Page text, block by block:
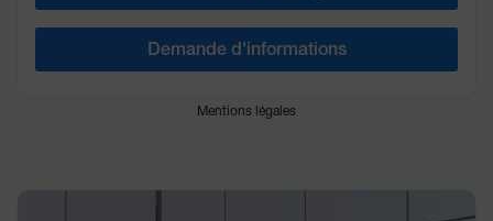
Demande d'informations
Mentions légales